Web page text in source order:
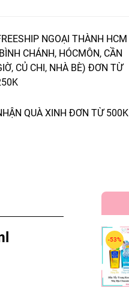
NGOẠI THÀNH HCM
CHÁNH, HÓCMÔN, CẦN
CỦ CHI, NHÀ BÈ) ĐƠN TỪ
QUÀ XINH ĐƠN TỪ 500K